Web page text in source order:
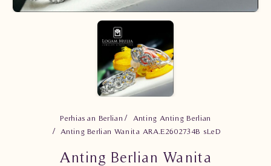
Perhiasan Berlian
Anting Anting Berlian
Anting Berlian Wanita ARA.E2602734B sLeD
Anting Berlian Wanita